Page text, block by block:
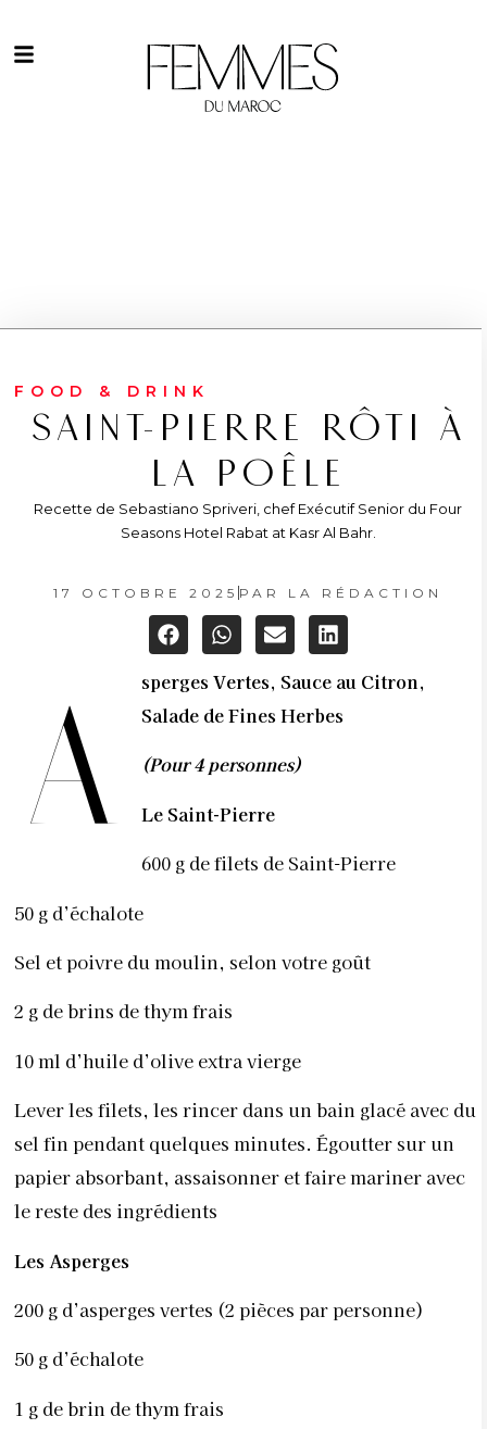
FOOD & DRINK
SAINT-PIERRE RÔTI À
LA POÊLE
Recette de Sebastiano Spriveri, chef Exécutif Senior du Four
Seasons Hotel Rabat at Kasr Al Bahr.
17 OCTOBRE 2025 PAR LA RÉDACTION
A
sperges Vertes, Sauce au Citron,
Salade de Fines Herbes
(Pour 4 personnes)
Le Saint-Pierre
600 g de filets de Saint-Pierre
50 g d’échalote
Sel et poivre du moulin, selon votre goût
2 g de brins de thym frais
10 ml d’huile d’olive extra vierge
Lever les filets, les rincer dans un bain glacé avec du
sel fin pendant quelques minutes. Égoutter sur un
papier absorbant, assaisonner et faire mariner avec
le reste des ingrédients
Les Asperges
200 g d’asperges vertes (2 pièces par personne)
50 g d’échalote
1 g de brin de thym frais